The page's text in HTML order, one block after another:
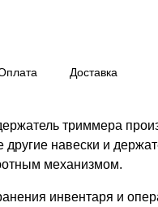
Доставка
триммера
навески и
механизмом.
инвентаря и